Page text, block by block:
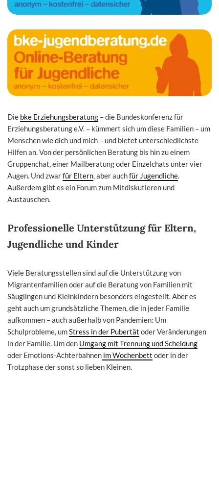
Die bke Erziehungsberatung – die Bundeskonferenz für
Erziehungsberatung e.V. – kümmert sich um diese Familien – um
Menschen wie dich und mich – und bietet unterschiedlichste
Hilfen an. Von der persönlichen Beratung bis hin zu einem
Gruppenchat, einer Mailberatung oder Einzelchats unter vier
Augen. Und zwarfür Eltern, aber auchfür Jugendliche.
Außerdem gibt es ein Forum zum Mitdiskutieren und
Austauschen.
Professionelle Unterstützung für Eltern,
Jugendliche und Kinder
Viele Beratungsstellen sind auf die Unterstützung von
Migrantenfamilien oder auf die Beratung von Familien mit
Säuglingen und Kleinkindern besonders eingestellt. Aber es
geht auch um grundsätzliche Themen, die in jeder Familie
aufkommen – auch außerhalb von Pandemien: Um
Schulprobleme, umStress in der Pubertät oder Veränderungen
in der Familie. Um den Umgang mit Trennung und Scheidung
oder Emotions-Achterbahnen im Wochenbett oder in der
Trotzphase der sonst so lieben Kleinen.